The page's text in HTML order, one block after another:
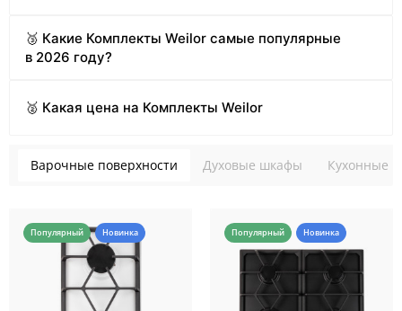
🥉 Какие Комплекты Weilor самые популярные
в 2026 году?
🥈 Какая цена на Комплекты Weilor
Варочные поверхности Духовые шкафы Кухонные
Популярный Новинка Популярный Новинка